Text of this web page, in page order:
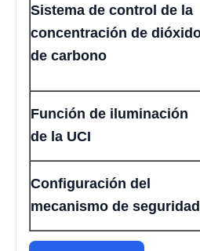
Sistema de control de la
concentración de
de carbono
Función de iluminación
de la UCI
Configuración del
mecanismo de seguridad